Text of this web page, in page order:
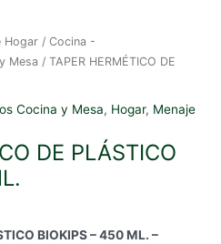
Hogar / Cocina -
Mesa / TAPER HERMÉTICO DE
Cocina y Mesa, Hogar, Menaje
DE PLÁSTICO
BIOKIPS – 450 ML. –